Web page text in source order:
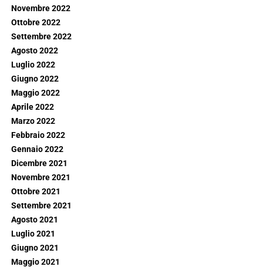
Novembre 2022
Ottobre 2022
Settembre 2022
Agosto 2022
Luglio 2022
Giugno 2022
Maggio 2022
Aprile 2022
Marzo 2022
Febbraio 2022
Gennaio 2022
Dicembre 2021
Novembre 2021
Ottobre 2021
Settembre 2021
Agosto 2021
Luglio 2021
Giugno 2021
Maggio 2021